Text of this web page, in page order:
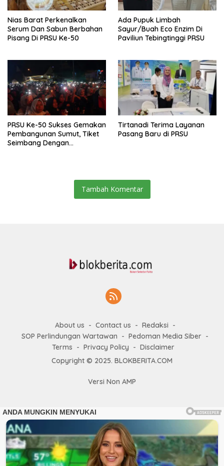
Nias Barat Perkenalkan
Serum Dan Sabun Berbahan
Pisang Di PRSU Ke-50
Ada Pupuk Limbah
Sayur/Buah Eco Enzim Di
Paviliun Tebingtinggi PRSU
PRSU Ke-50 Sukses Gemakan
Pembangunan Sumut, Tiket
Seimbang Dengan
Tirtanadi Terima Layanan
Pasang Baru di PRSU
Tambah Komentar
About us Contact us
Redaksi
SOP Perlindungan Wartawan
Pedoman Media Siber
Terms
Privacy Policy
Disclaimer
Copyright © 2025. BLOKBERITA.COM
Versi Non AMP